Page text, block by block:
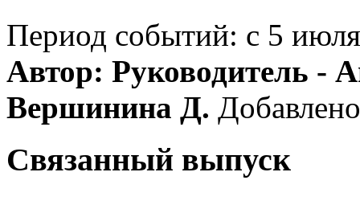
Период событий: с 5
Автор: Руководитель -
Вершинина Д.
Связанный выпуск